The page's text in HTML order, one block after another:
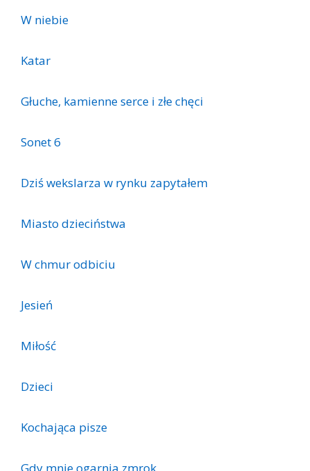
W niebie
Katar
Głuche, kamienne serce i złe chęci
Sonet 6
Dziś wekslarza w rynku zapytałem
Miasto dzieciństwa
W chmur odbiciu
Jesień
Miłość
Dzieci
Kochająca pisze